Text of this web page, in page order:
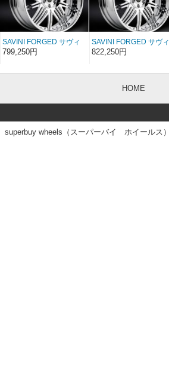
SAVINI FORGED サヴィ
ーニ フォージド
799,250円
SAVINI FORGED サヴィ
ーニ フォージド
822,250円
HOME
superbuy wheels（スーパーバイ ホイールス）